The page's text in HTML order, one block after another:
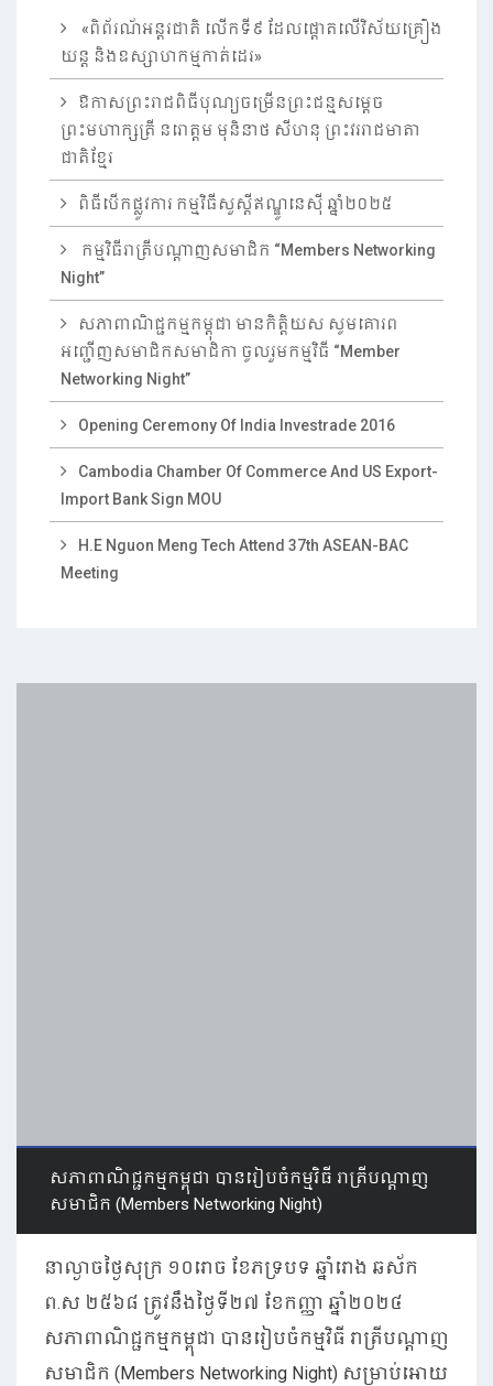
សភាពាណិជ្ជកម្មកម្ពុជា បានរៀបចំកម្មវិធី រាត្រីបណ្តាញ
សមាជិក (Members Networking Night)
នាល្ងាចថ្ងៃសុក្រ ១០រោច ខែភទ្របទ ឆ្នាំរោង ឆស័ក
ព.ស ២៥៦៨ ត្រូវនឹងថ្ងៃទី២៧ ខែកញ្ញា ឆ្នាំ២០២៤
សភាពាណិជ្ជកម្មកម្ពុជា បានរៀបចំកម្មវិធី រាត្រីបណ្តាញ
សមាជិក (Members Networking Night) សម្រាប់អោយ
«ពិព័រណ័អន្តរជាតិ លើកទី៩​ ដែលផ្តោតលើវិស័យគ្រឿង
យន្ត និងឧស្សាហកម្មកាត់ដេរ»
ឱកាសព្រះរាជពិធីបុណ្យចម្រើនព្រះជន្មសម្តេច
ព្រះមហាក្សត្រី នរោត្តម មុនិនាថ សីហនុ ព្រះវររាជមាតា
ជាតិខ្មែរ
ពិធីបើកផ្លូវការ កម្មវិធីសួស្តីឥណ្ឌូនេស៊ី ឆ្នាំ២០២៥
កម្មវិធីរាត្រីបណ្តាញសមាជិក “Members Networking
Night”
សភាពាណិជ្ជកម្មកម្ពុជា មានកិត្តិយស សូមគោរព
អញ្ជើញសមាជិកសមាជិកា ចូលរួមកម្មវិធី “Member
Networking Night”
Opening Ceremony Of India Investrade 2016
Cambodia Chamber Of Commerce And US Export-
Import Bank Sign MOU
H.E Nguon Meng Tech Attend 37th ASEAN-BAC
Meeting